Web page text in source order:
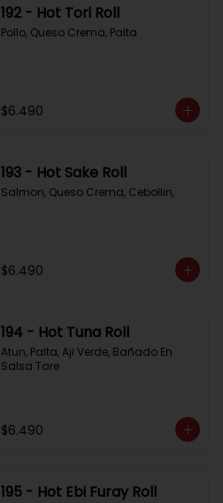
192 - Hot Tori Roll
Pollo, Queso Crema, Palta
$6.490
193 - Hot Sake Roll
Salmon, Queso Crema, Cebollin,
$6.490
194 - Hot Tuna Roll
Atun, Palta, Aji Verde, Bañado En
Salsa Tare
$6.490
195 - Hot Ebi Furay Roll